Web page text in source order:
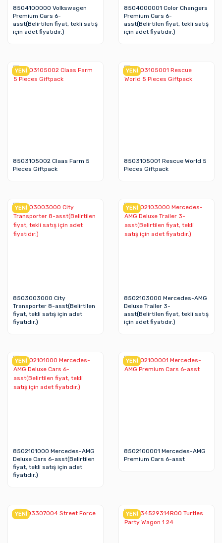
8504100000 Volkswagen
Premium Cars 6-
asst(Belirtilen fiyat, tekli satış
için adet fiyatıdır.)
8504000001 Color Changers
Premium Cars 6-
asst(Belirtilen fiyat, tekli satış
için adet fiyatıdır.)
YENİ
8503105002 Claas Farm 5
Pieces Giftpack
YENİ
8503105001 Rescue World 5
Pieces Giftpack
YENİ
8503003000 City
Transporter 8-asst(Belirtilen
fiyat, tekli satış için adet
fiyatıdır.)
YENİ
8502103000 Mercedes-AMG
Deluxe Trailer 3-
asst(Belirtilen fiyat, tekli satış
için adet fiyatıdır.)
YENİ
8502101000 Mercedes-AMG
Deluxe Cars 6-asst(Belirtilen
fiyat, tekli satış için adet
fiyatıdır.)
YENİ
8502100001 Mercedes-AMG
Premium Cars 6-asst
YENİ YENİ